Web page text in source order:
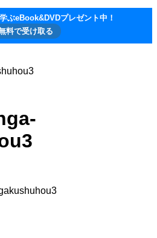
ぶeBook&DVDプレゼント中！
料で受け取る